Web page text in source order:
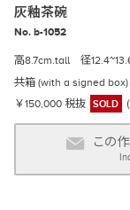
灰釉茶碗
No. b-1052
高8.7cm.tall 径
共箱 (with a signed box)
￥150,000 税抜
SOLD
この